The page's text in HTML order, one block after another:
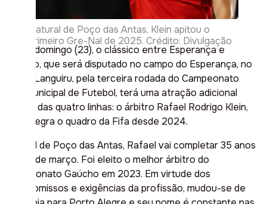
Natural de Poço das Antas, Klein apitou o
primeiro Gre-Nal de 2025. Crédito: Divulgação
Neste domingo (23), o clássico entre Esperança e
Gaúcho, que será disputado no campo do Esperança, no
Bairro Languiru, pela terceira rodada do Campeonato
Intermunicipal de Futebol, terá uma atração adicional
dentro das quatro linhas: o árbitro Rafael Rodrigo Klein,
que integra o quadro da Fifa desde 2024.
Natural de Poço das Antas, Rafael vai completar 35 anos
em 28 de março. Foi eleito o melhor árbitro do
Campeonato Gaúcho em 2023. Em virtude dos
compromissos e exigências da profissão, mudou-se de